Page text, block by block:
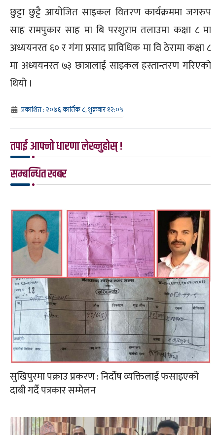
छुट्टा छुट्टै आयोजित साइकल वितरण कार्यक्रममा जगरुप
साह रामपुकार साह मा बि परशुराम तलाउमा कक्षा ८ मा
अध्ययनरत ६० र गंगा प्रसाद प्राविधिक मा वि ठेरामा कक्षा ८
मा अध्ययनरत ७३ छात्रालाई साइकल हस्तान्तरण गरिएको
थियो ।
प्रकाशित : २०७६ कार्तिक ८, शुक्रबार १२:०५
तपाई आफ्नो धारणा लेख्नुहोस् !
सम्बन्धित खबर
सुखिपुरमा पक्राउ प्रकरण : निर्दोष व्यक्तिलाई फसाइएको
दाबी गर्दै पत्रकार सम्मेलन